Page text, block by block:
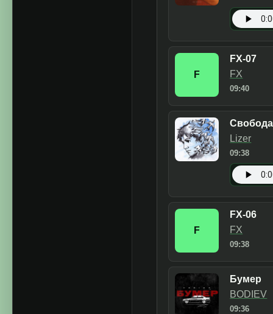
F
FX-07
FX
09:40
Свобода
Lizer
09:38
F
FX-06
FX
09:38
Бумер
BODIEV
09:36